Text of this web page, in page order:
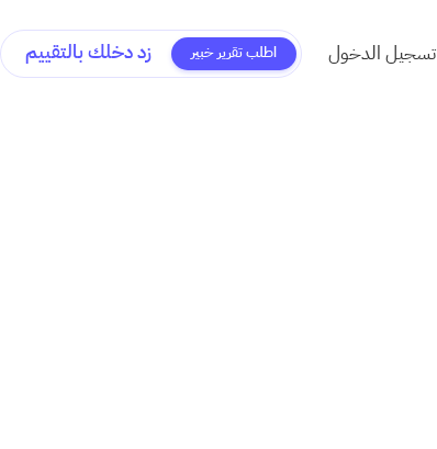
تسجيل الدخول اطلب تقرير خبير زد دخلك بالتقييم